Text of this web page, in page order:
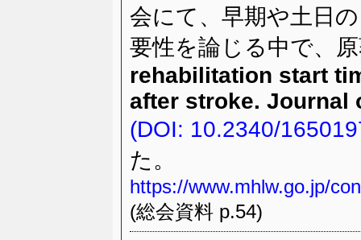
会にて、早期や土日
要性を論じる中で、
rehabilitation start
after stroke. Journal
(DOI: 10.2340/
た。
https://www.mhlw.go.jp/
(総会資料 p.54)